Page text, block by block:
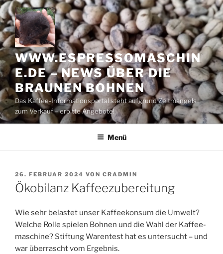
Zum
Inhalt
springen
WWW.ESPRESSOMASCHIN
E.DE – NEWS ÜBER DIE
BRAUNEN BOHNEN
Das Kaffee-Informationsportal steht aufgrund Zeitmangels
zum Verkauf – erbitte Angebote!
Menü
VERÖFFENTLICHT
AM
26. FEBRUAR 2024 VON CRADMIN
Ökobilanz Kaffee­zubereitung
Wie sehr belastet unser Kaffee­konsum die Umwelt?
Welche Rolle spielen Bohnen und die Wahl der Kaffee­
maschine? Stiftung Warentest hat es untersucht – und
war über­rascht vom Ergebnis.